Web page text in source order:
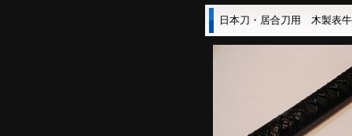
日本刀・居合刀用 木製